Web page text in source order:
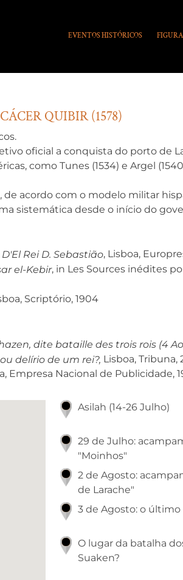
EVENTOS HISTÓRICOS
QUIBIR (1578)
oficial a conquista do porto de
como Tunes (1534) e Argel
acordo com o modelo militar
sistemática desde o início do
Rei D. Sebastião, Lisboa,
el-Kebir, in Les Sources inédites
Scriptório, 1904
dite bataille des trois rois (4
delírio de um rei?, Lisboa, Tribuna,
Empresa Nacional de Publicidade,
Asilah (14-26 Julho)
29 de Julho:
"Moinhos"
2 de Agosto:
de Larache"
3 de Agosto: o
O lugar da batalha
Suaken?